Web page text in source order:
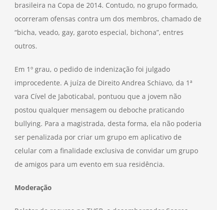
brasileira na Copa de 2014. Contudo, no grupo formado,
ocorreram ofensas contra um dos membros, chamado de
“bicha, veado, gay, garoto especial, bichona”, entres
outros.
Em 1º grau, o pedido de indenização foi julgado
improcedente. A juíza de Direito Andrea Schiavo, da 1ª
vara Cível de Jaboticabal, pontuou que a jovem não
postou qualquer mensagem ou deboche praticando
bullying. Para a magistrada, desta forma, ela não poderia
ser penalizada por criar um grupo em aplicativo de
celular com a finalidade exclusiva de convidar um grupo
de amigos para um evento em sua residência.
Moderação